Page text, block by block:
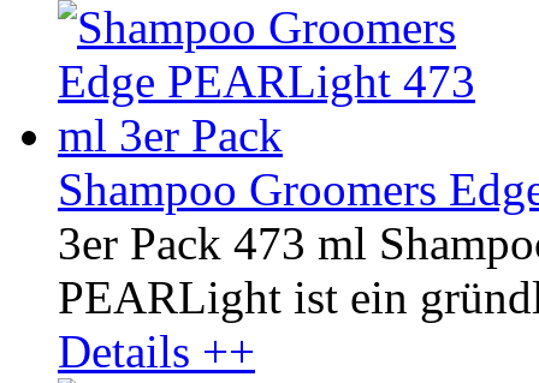
Shampoo Groomers
3er Pack 473 ml
PEARLight ist ein
Details ++